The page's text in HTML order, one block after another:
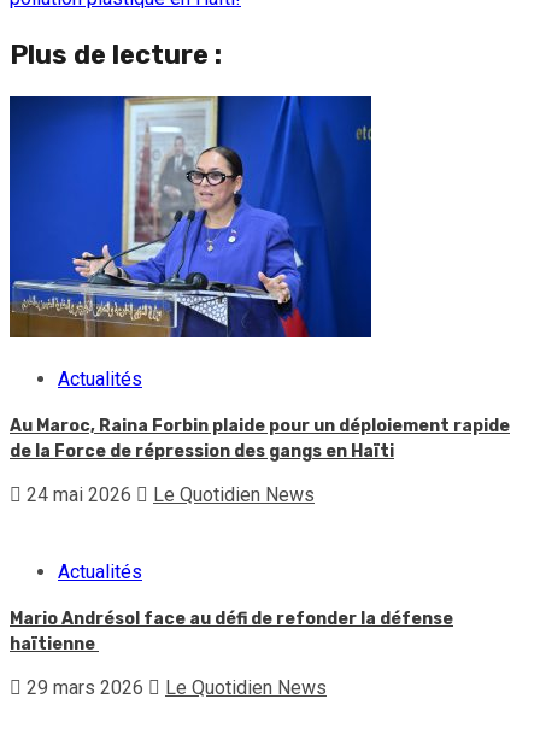
Plus de lecture :
Actualités
Au Maroc, Raina Forbin plaide pour un déploiement rapide
de la Force de répression des gangs en Haïti
24 mai 2026 Le Quotidien News
Actualités
Mario Andrésol face au défi de refonder la défense
haïtienne
29 mars 2026 Le Quotidien News